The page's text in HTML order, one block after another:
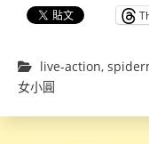
live-action,
女小圓